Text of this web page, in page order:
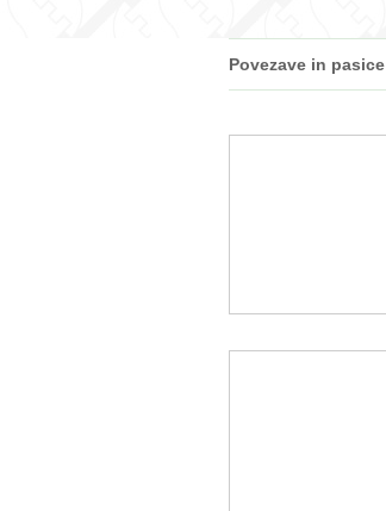
Povezave in pasice